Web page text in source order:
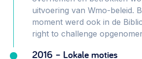
uitvoering van Wmo-beleid.
moment werd ook in de
right to challenge
2016 – Lokale moties